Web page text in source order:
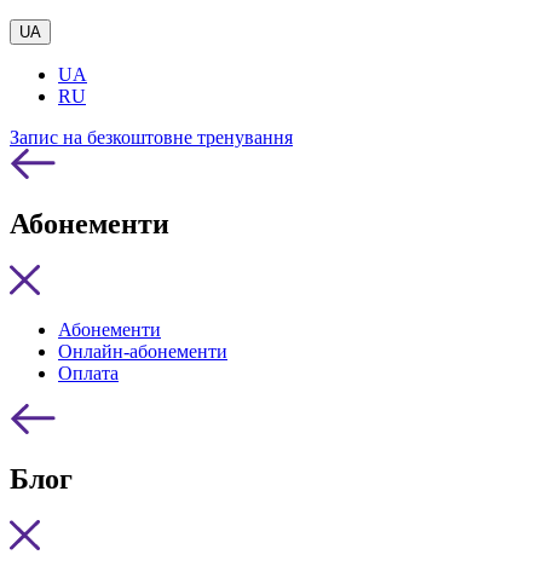
UA
UA
RU
Запис на безкоштовне тренування
Абонементи
Абонементи
Онлайн-абонементи
Оплата
Блог